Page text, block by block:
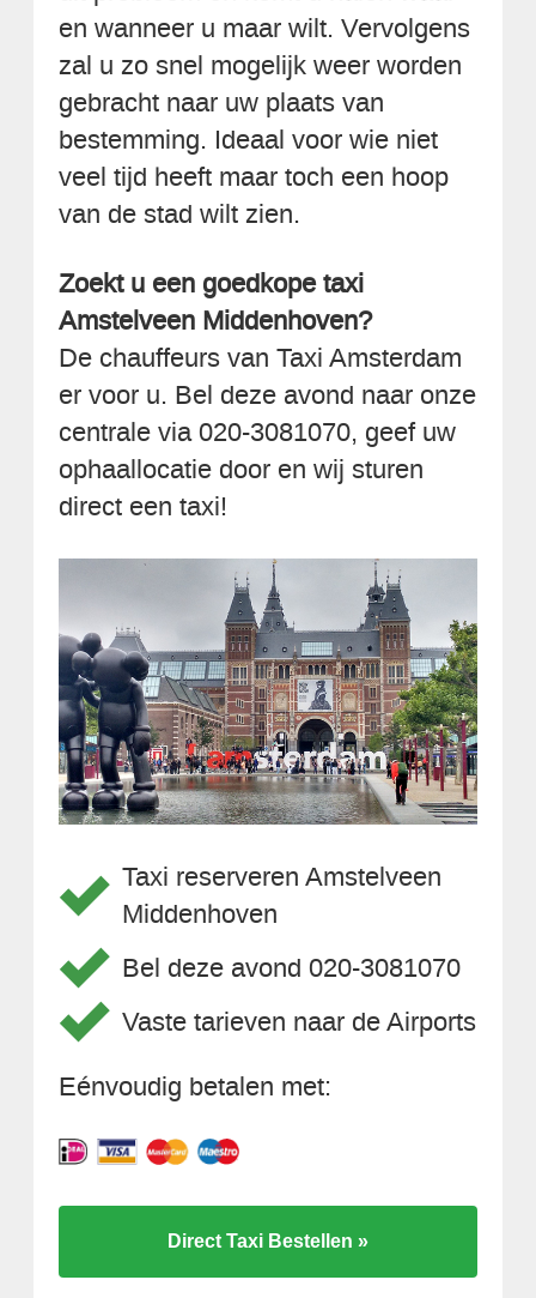
en wanneer u maar wilt. Vervolgens
zal u zo snel mogelijk weer worden
gebracht naar uw plaats van
bestemming. Ideaal voor wie niet
veel tijd heeft maar toch een hoop
van de stad wilt zien.
Zoekt u een goedkope taxi
Amstelveen Middenhoven?
De chauffeurs van Taxi Amsterdam
er voor u. Bel deze avond naar onze
centrale via 020-3081070, geef uw
ophaallocatie door en wij sturen
direct een taxi!
Taxi reserveren Amstelveen
Middenhoven
Bel deze avond 020-3081070
Vaste tarieven naar de Airports
Eénvoudig betalen met:
Direct Taxi Bestellen »